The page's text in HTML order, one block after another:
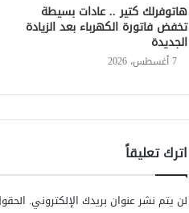
هاتوفرلك كتير .. عادات بسيطة
تخفض فاتورة الكهرباء بعد الزيادة
الجديدة
7 أغسطس، 2026
اترك تعليقاً
لن يتم نشر عنوان بريدك الإلكتروني.